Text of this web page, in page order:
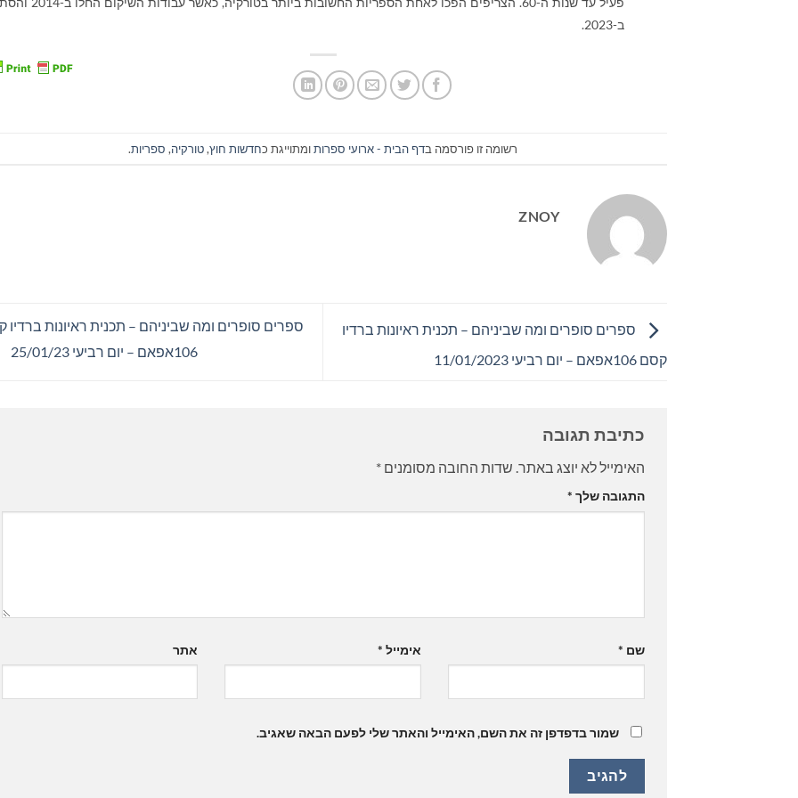
ב-2023.
רשומה זו פורסמה בדף הבית - ארועי ספרותומתוייגת כחדשות חוץ,טורקיה, ספריות.
ZNOY
ספרים סופרים ומה שביניהם – תכנית ראיונות ברדיו
קסם 106אפאם – יום רביעי 11/01/2023
ספרים סופרים ומה שביניהם – תכנית ראיונות ברדיו
106אפאם – יום רביעי 25/01/23
כתיבת תגובה
האימייל לא יוצג באתר. שדות החובה מסומנים *
התגובה שלך *
שם * אימייל * אתר
שמור בדפדפן זה את השם, האימייל והאתר שלי לפעם הבאה שאגיב.